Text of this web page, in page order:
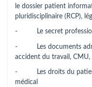
le dossier patient
pluridisciplinaire (RCP),
- Le secret
- Les documents
accident du travail,
- Les droits du
médical